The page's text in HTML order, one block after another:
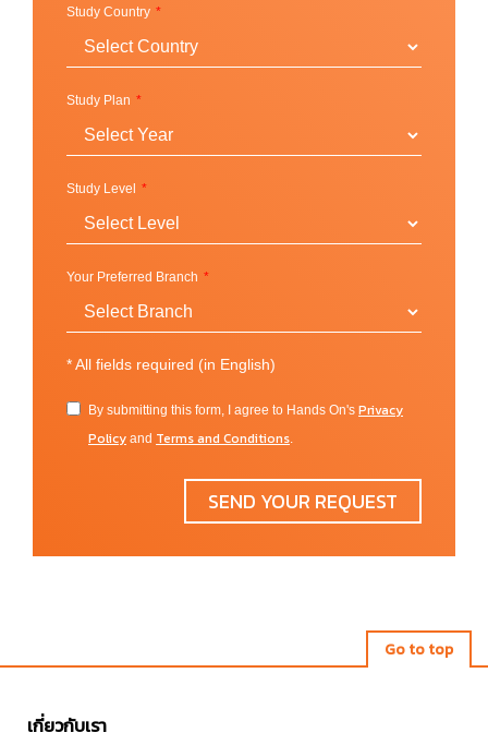
Study Country
Study Plan
Study Level
Your Preferred Branch
*All fields required (in English)
By submitting this form, I agree to Hands On's Privacy
Policy and Terms and Conditions.
SEND YOUR REQUEST
Go to top
เกี่ยวกับเรา